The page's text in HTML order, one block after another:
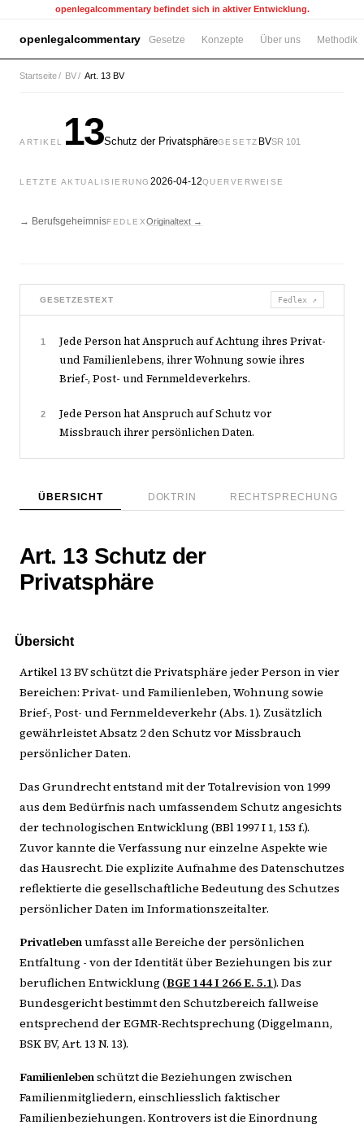
openlegalcommentary befindet sich in aktiver Entwicklung.
openlegalcommentary Gesetze Konzepte Über uns Methodik
Startseite/ BV/ Art. 13 BV
ARTIKEL 13Schutz der PrivatsphäreGESETZ BVSR 101
LETZTE AKTUALISIERUNG 2026-04-12QUERVERWEISE
→ BerufsgeheimnisFEDLEXOriginaltext →
GESETZESTEXT Fedlex ↗
1
Jede Person hat Anspruch auf Achtung ihres Privat-
und Familienlebens, ihrer Wohnung sowie ihres
Brief-, Post- und Fernmeldeverkehrs.
2
Jede Person hat Anspruch auf Schutz vor
Missbrauch ihrer persönlichen Daten.
ÜBERSICHT DOKTRIN RECHTSPRECHUNG
Art. 13 Schutz der
Privatsphäre
Übersicht
Artikel 13 BV schützt die Privatsphäre jeder Person in vier
Bereichen: Privat- und Familienleben, Wohnung sowie
Brief-, Post- und Fernmeldeverkehr (Abs. 1). Zusätzlich
gewährleistet Absatz 2 den Schutz vor Missbrauch
persönlicher Daten.
Das Grundrecht entstand mit der Totalrevision von 1999
aus dem Bedürfnis nach umfassendem Schutz angesichts
der technologischen Entwicklung (BBl 1997 I 1, 153 f.).
Zuvor kannte die Verfassung nur einzelne Aspekte wie
das Hausrecht. Die explizite Aufnahme des Datenschutzes
reflektierte die gesellschaftliche Bedeutung des Schutzes
persönlicher Daten im Informationszeitalter.
Privatlebenumfasst alle Bereiche der persönlichen
Entfaltung - von der Identität über Beziehungen bis zur
beruflichen Entwicklung (BGE 144 I 266 E. 5.1). Das
Bundesgericht bestimmt den Schutzbereich fallweise
entsprechend der EGMR-Rechtsprechung (Diggelmann,
BSK BV, Art. 13 N. 13).
Familienlebenschützt die Beziehungen zwischen
Familienmitgliedern, einschliesslich faktischer
Familienbeziehungen. Kontrovers ist die Einordnung